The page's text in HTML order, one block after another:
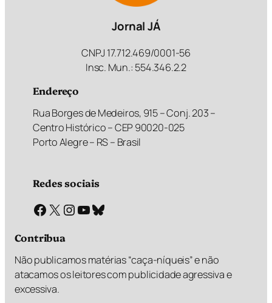
Jornal JÁ
CNPJ 17.712.469/0001-56
Insc. Mun.: 554.346.2.2
Endereço
Rua Borges de Medeiros, 915 – Conj. 203 –
Centro Histórico – CEP 90020-025
Porto Alegre – RS – Brasil
Redes sociais
Facebook X Instagram Youtube Bluesky
Contribua
Não publicamos matérias “caça-níqueis” e não
atacamos os leitores com publicidade agressiva e
excessiva.